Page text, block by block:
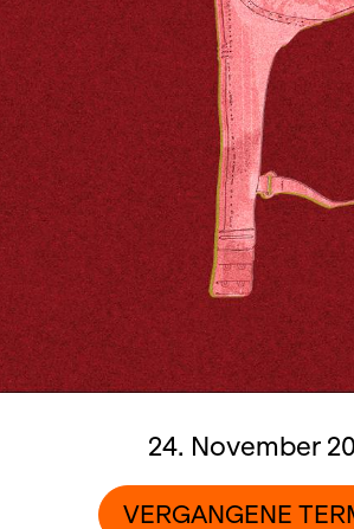
24. November
VERGANGENE